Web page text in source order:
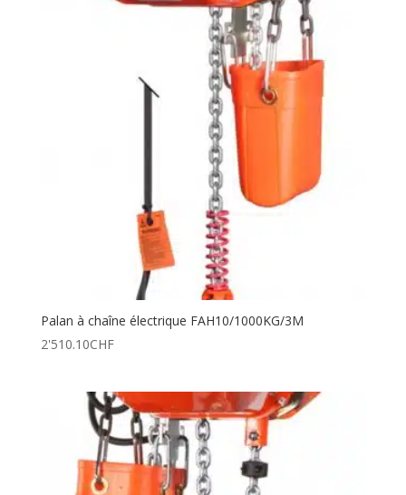
Palan à chaîne électrique FAH10/1000KG/3M
2'510.10CHF